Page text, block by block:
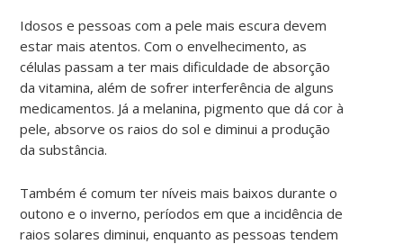
Idosos e pessoas com a pele mais escura devem
estar mais atentos. Com o envelhecimento, as
células passam a ter mais dificuldade de absorção
da vitamina, além de sofrer interferência de alguns
medicamentos. Já a melanina, pigmento que dá cor à
pele, absorve os raios do sol e diminui a produção
da substância.
Também é comum ter níveis mais baixos durante o
outono e o inverno, períodos em que a incidência de
raios solares diminui, enquanto as pessoas tendem